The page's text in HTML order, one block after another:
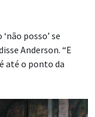
posso’ se
Anderson. “E
até o ponto da